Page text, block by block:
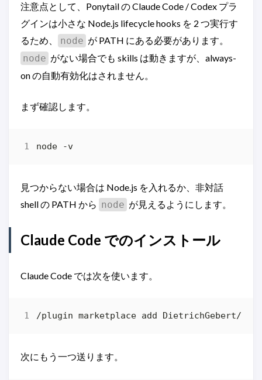
注意点として、Ponytail の Claude Code / Codex プラ
グインは小さな Node.js lifecycle hooks を 2 つ実行す
るため、
node が PATH にある必要があります。
node がない場合でも skills は動きますが、always-
on の自動有効化はされません。
まず確認します。
見つからない場合は Node.js を入れるか、非対話
shell の PATH から node が見えるようにします。
Claude Code でのインストール
Claude Code では次を使います。
次にもう一つ送ります。